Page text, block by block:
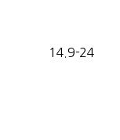
14.9-24